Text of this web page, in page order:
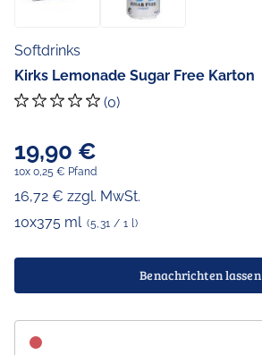
Softdrinks
Kirks Lemonade Sugar Free Karton
(0)
19,90 €
10x 0,25 € Pfand
16,72 € zzgl. MwSt.
10x375 ml (5,31 / 1 l)
Benachrichten lassen